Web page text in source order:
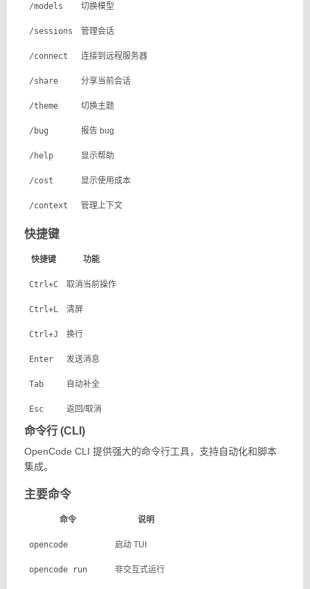
/models 切换模型
/sessions 管理会话
/connect 连接到远程服务器
/share 分享当前会话
/theme 切换主题
/bug 报告 bug
/help 显示帮助
/cost 显示使用成本
/context 管理上下文
快捷键
快捷键 功能
Ctrl+C 取消当前操作
Ctrl+L 清屏
Ctrl+J 换行
Enter 发送消息
Tab 自动补全
Esc 返回/取消
命令行 (CLI)
OpenCode CLI 提供强大的命令行工具，支持自动化和脚本
集成。
主要命令
命令 说明
opencode 启动 TUI
opencode run 非交互式运行